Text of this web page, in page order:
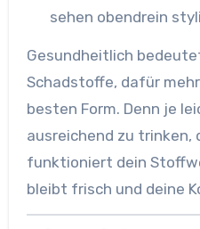
sehen obendrein
Gesundheitlich
Schadstoffe, dafür
besten Form. Denn je
ausreichend zu trinken,
funktioniert dein
bleibt frisch und deine